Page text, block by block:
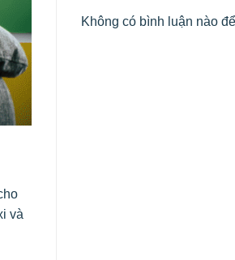
và
Không có bình luận nào